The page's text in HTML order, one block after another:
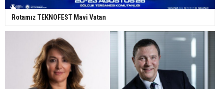
Rotamız TEKNOFEST Mavi Vatan